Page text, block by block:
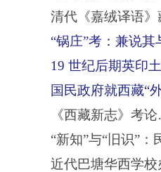
清代《嘉绒
“锅庄”考：兼说其
19 世纪后期英印
国民政府就西藏“
《西藏新
“新知”与“旧识”
近代巴塘华